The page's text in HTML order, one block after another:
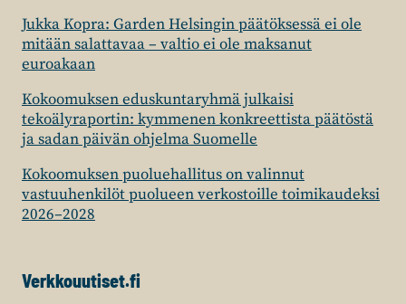
Jukka Kopra: Garden Helsingin päätöksessä ei ole
mitään salattavaa – valtio ei ole maksanut
euroakaan
Kokoomuksen eduskuntaryhmä julkaisi
tekoälyraportin: kymmenen konkreettista päätöstä
ja sadan päivän ohjelma Suomelle
Kokoomuksen puoluehallitus on valinnut
vastuuhenkilöt puolueen verkostoille toimikaudeksi
2026–2028
Verkkouutiset.fi